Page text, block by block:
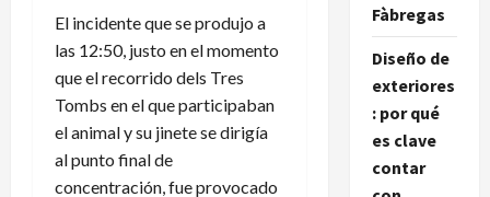
El incidente que se produjo a
las 12:50, justo en el momento
que el recorrido dels Tres
Tombs en el que participaban
el animal y su jinete se dirigía
al punto final de
concentración, fue provocado
Fàbregas
Diseño de
exteriores
: por qué
es clave
contar